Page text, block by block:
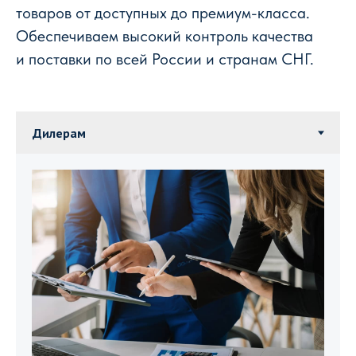
товаров от доступных до премиум-класса.
Обеспечиваем высокий контроль качества
и поставки по всей России и странам СНГ.